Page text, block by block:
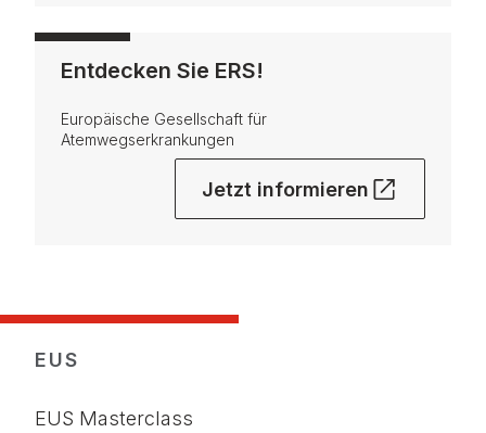
Entdecken Sie ERS!
Europäische Gesellschaft für
Atemwegserkrankungen
Jetzt informieren
EUS
EUS Masterclass